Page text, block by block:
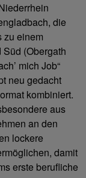
die
zu einem
(Obergath
mich Job“
neu gedacht
kombiniert.
aus
an den
lockere
damit
erste berufliche